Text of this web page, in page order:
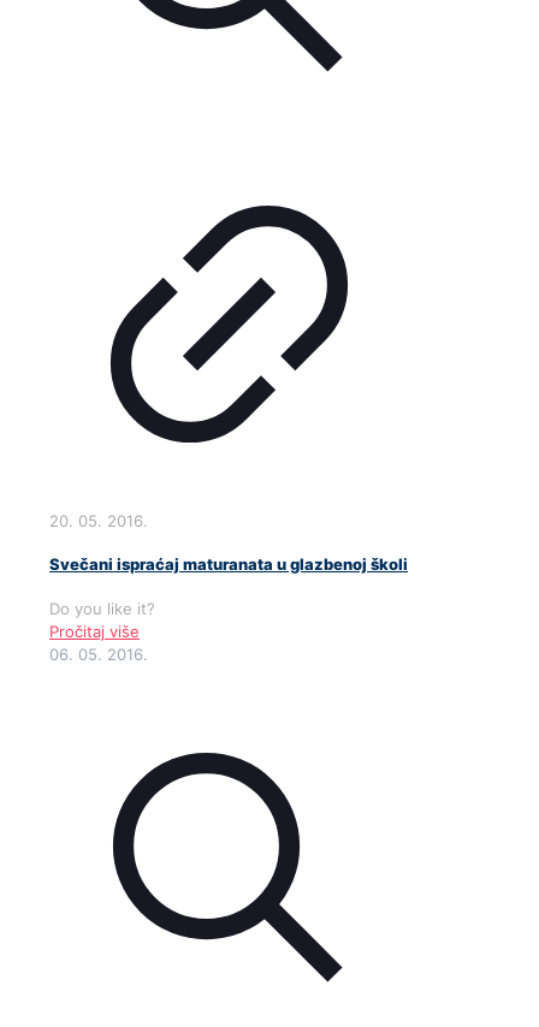
20. 05. 2016.
Svečani ispraćaj maturanata u glazbenoj školi
Do you like it?
Pročitaj više
06. 05. 2016.